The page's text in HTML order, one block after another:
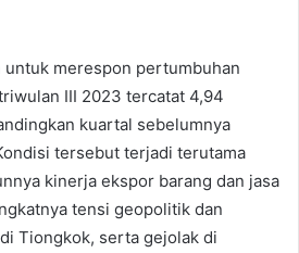
merespon pertumbuhan
III 2023 tercatat 4,94
kuartal sebelumnya
tersebut terjadi terutama
kinerja ekspor barang dan jasa
tensi geopolitik dan
Tiongkok, serta gejolak di